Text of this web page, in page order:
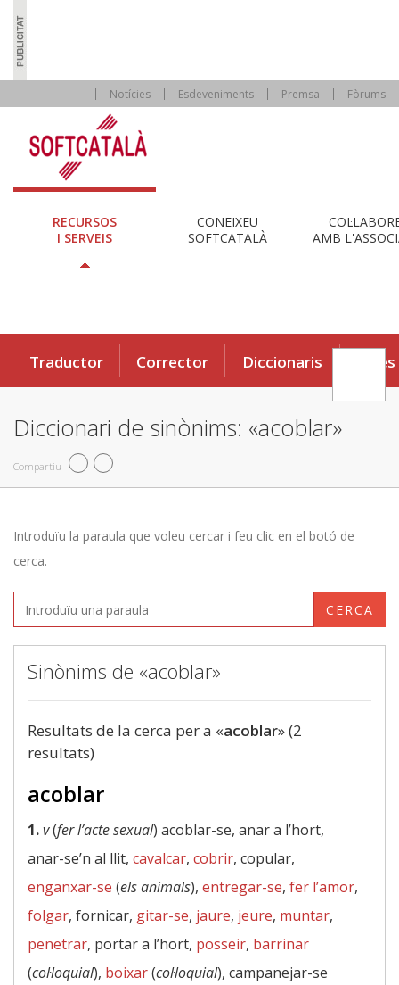
Notícies Esdeveniments Premsa Fòrums
RECURSOS
I SERVEIS
CONEIXEU
SOFTCATALÀ
AMB
Traductor Corrector Diccionaris Eines
Diccionari de sinònims: «acoblar»
Compartiu
Introduïu la paraula que voleu cercar i feu clic en el botó de
cerca.
CERCA
Sinònims de «acoblar»
Resultats de la cerca per a «acoblar» (2
resultats)
acoblar
1.v(fer l’acte sexual) acoblar-se, anar a l’hort,
anar-se’n al llit, cavalcar, cobrir, copular,
enganxar-se (els animals), entregar-se, fer l’amor,
folgar, fornicar, gitar-se, jaure, jeure, muntar,
penetrar, portar a l’hort, posseir, barrinar
(col·loquial), boixar(col·loquial), campanejar-se